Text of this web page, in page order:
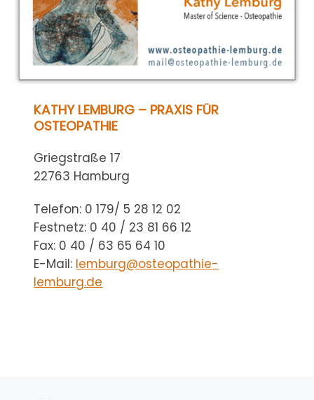
KATHY LEMBURG – PRAXIS FÜR
OSTEOPATHIE
Griegstraße 17
22763 Hamburg
Telefon: 0 179/ 5 28 12 02
Festnetz: 0 40 / 23 81 66 12
Fax: 0 40 / 63 65 64 10
E-Mail: lemburg@osteopathie-
lemburg.de